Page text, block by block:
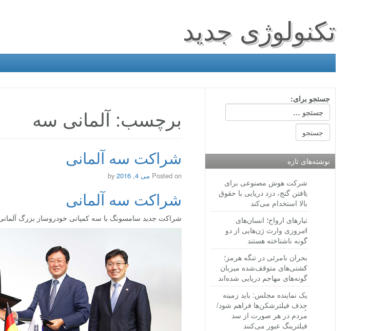
تکنولوژی جدید
برچسب: آلمانی سه
شراکت سه آلمانی
Posted on می 4, 2016 by
شراکت سه آلمانی
شراکت جدید سامسونگ با سه کمپانی خودروساز بزرگ
جستجو برای:
نوشته‌های تازه
شرکت هوش مصنوعی برای
یافتن گنج، دزد دریایی با حقوق
بالا استخدام می‌کند
تبارهای ارواح؛ انسان‌های
امروزی وارث ژن‌هایی از دو
گونه ناشناخته هستند
بحران نامرئی در تنگه هرمز؛
کشتی‌های متوقف‌شده میزبان
گونه‌های مهاجم دریایی شده‌اند
یک نماینده مجلس: باید زمینه
حذف فیلترشکن‌ها فراهم شود/
مردم در هر صورت از سد
فیلترینگ عبور می‌کنند